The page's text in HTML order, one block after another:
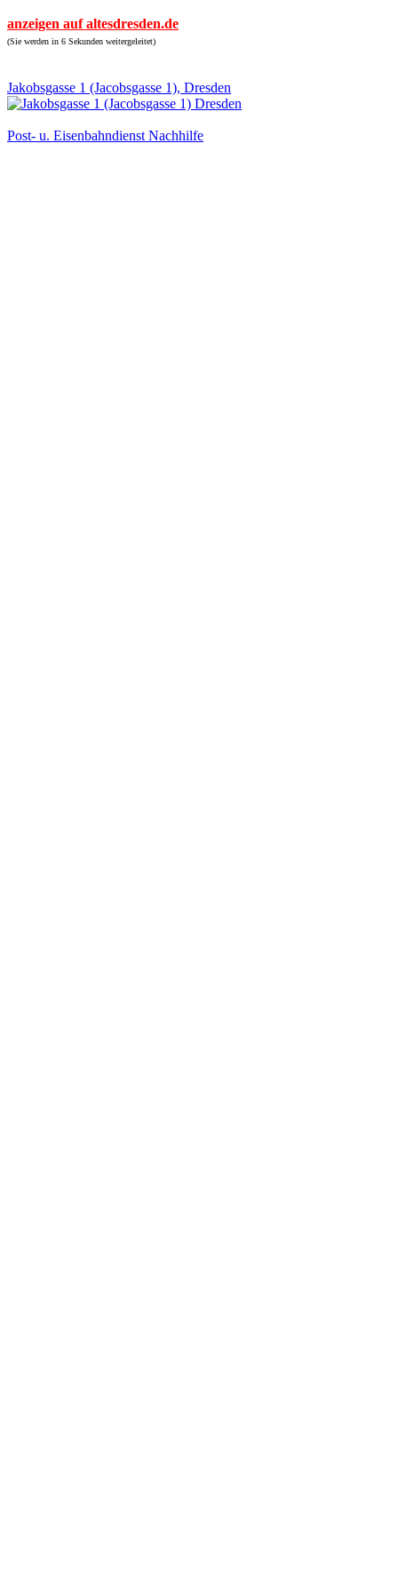
anzeigen auf altesdresden.de
(Sie werden in 6 Sekunden weitergeleitet)
Jakobsgasse 1 (Jacobsgasse 1), Dresden
Post- u. Eisenbahndienst Nachhilfe